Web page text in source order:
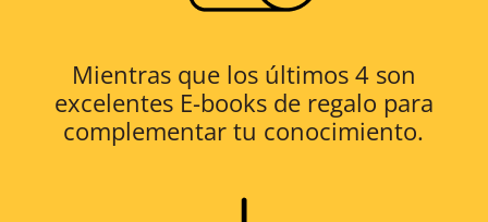
Mientras que los últimos 4 son
excelentes E-books de regalo para
complementar tu conocimiento.